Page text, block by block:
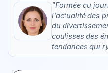
"Formée au
l'actualité des
du
coulisses des
tendances qui